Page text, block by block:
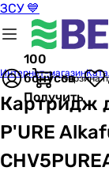
ЗСУ 💙
100
бонусов
Получить
Корзина
Интернет-магазин
Картридж
P'URE